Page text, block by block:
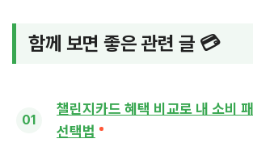
함께 보면 좋은 관련 글 💳
챌린지카드 혜택 비교로 내 소비
선택법